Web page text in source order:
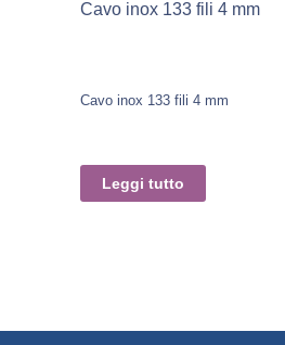
Cavo inox 133 fili 4 mm
Cavo inox 133 fili 4 mm
Leggi tutto